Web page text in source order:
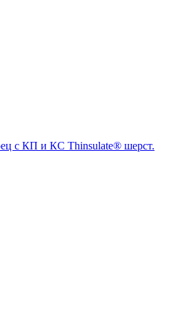
с КП и КС Thinsulate® шерст.